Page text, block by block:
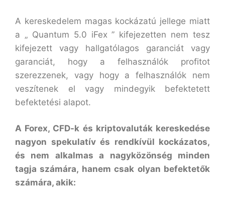
A kereskedelem magas kockázatú jellege miatt
a „ Quantum 5.0 iFex ” kifejezetten nem tesz
kifejezett vagy hallgatólagos garanciát vagy
garanciát, hogy a felhasználók profitot
szerezzenek, vagy hogy a felhasználók nem
veszítenek el vagy mindegyik befektetett
befektetési alapot.
A Forex, CFD-k és kriptovaluták kereskedése
nagyon spekulatív és rendkívül kockázatos,
és nem alkalmas a nagyközönség minden
tagja számára, hanem csak olyan befektetők
számára, akik: